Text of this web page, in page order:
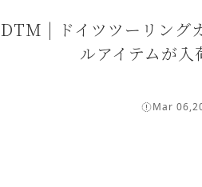
DTM | ドイツツーリング
ルアイテムが入
Mar